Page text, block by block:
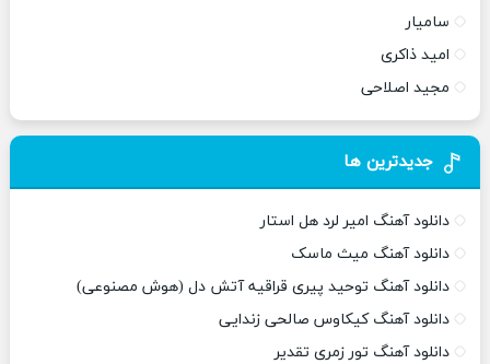
سامیار
امید ذاکری
مجید اصلاحی
جدیدترین ها
دانلود آهنگ امیر لرد هل استار
دانلود آهنگ میث ماسک
دانلود آهنگ توحید پیری قراقیه آتش دل (هوش مصنوعی)
دانلود آهنگ کیکاوس صالحی زندایی
دانلود آهنگ تور زمری تقدیر